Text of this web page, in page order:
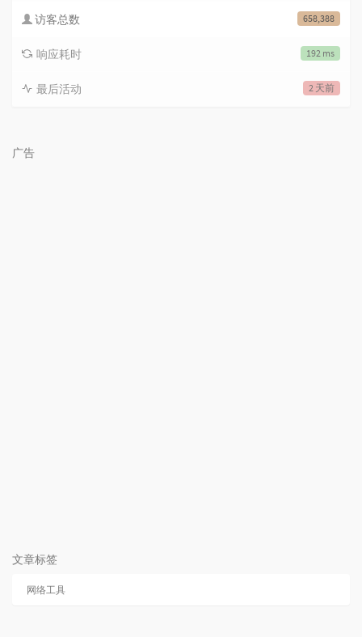
658,388
访客总数
192 ms
响应耗时
2 天前
最后活动
广告
文章标签
网络工具